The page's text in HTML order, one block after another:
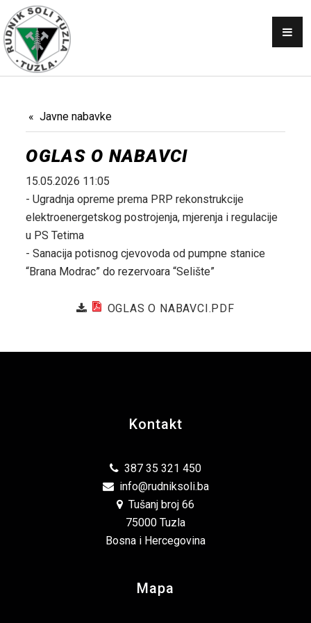
Javne nabavke
OGLAS O NABAVCI
15.05.2026 11:05
- Ugradnja opreme prema PRP rekonstrukcije
elektroenergetskog postrojenja, mjerenja i regulacije
u PS Tetima
- Sanacija potisnog cjevovoda od pumpne stanice
“Brana Modrac” do rezervoara “Selište”
OGLAS O NABAVCI.PDF
Kontakt
387 35 321 450
info@rudniksoli.ba
Tušanj broj 66
75000 Tuzla
Bosna i Hercegovina
Mapa
OBAVJEŠTENJA
SKUPŠTINA
NABAVKE
PRODAJA
GALERIJA
AKTI